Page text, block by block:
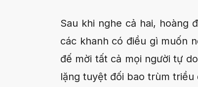
Sau khi nghe cả hai, hoàng
các khanh có điều gì muốn
đế mời tất cả mọi người tự
lặng tuyệt đối bao trùm